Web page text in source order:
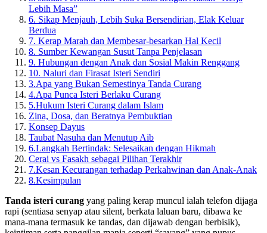
Lebih Masa”
6. Sikap Menjauh, Lebih Suka Bersendirian, Elak Keluar
Berdua
7. Kerap Marah dan Membesar-besarkan Hal Kecil
8. Sumber Kewangan Susut Tanpa Penjelasan
9. Hubungan dengan Anak dan Sosial Makin Renggang
10. Naluri dan Firasat Isteri Sendiri
3.Apa yang Bukan Semestinya Tanda Curang
4.Apa Punca Isteri Berlaku Curang
5.Hukum Isteri Curang dalam Islam
Zina, Dosa, dan Beratnya Pembuktian
Konsep Dayus
Taubat Nasuha dan Menutup Aib
6.Langkah Bertindak: Selesaikan dengan Hikmah
Cerai vs Fasakh sebagai Pilihan Terakhir
7.Kesan Kecurangan terhadap Perkahwinan dan Anak-Anak
8.Kesimpulan
Tanda isteri curang yang paling kerap muncul ialah telefon dijaga
rapi (sentiasa senyap atau silent, berkata laluan baru, dibawa ke
mana-mana termasuk ke tandas, dan dijawab dengan berbisik),